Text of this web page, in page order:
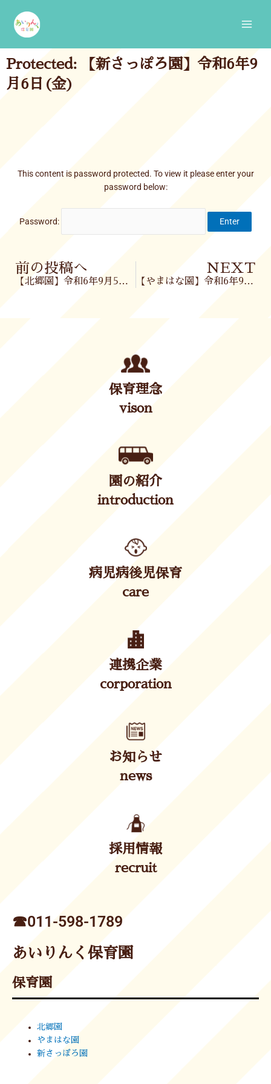
content
Protected: 【新さっぽろ園】令和6年9
月6日(金)
This content is password protected. To view it please enter your
password below:
Password:
Prev
前の投稿へ
【北郷園】令和6年9月5日(木)
NEXT
【やまはな園】令和6年9月6日(金)
保育理念
vison
園の紹介
introduction
病児病後児保育
care
連携企業
corporation
お知らせ
news
採用情報
recruit
☎︎011-598-1789
あいりんく保育園
保育園
北郷園
やまはな園
新さっぽろ園